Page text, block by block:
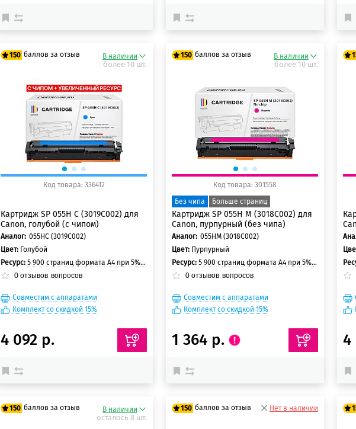
150 баллов за отзыв
125 баллов
150 баллов
В наличии
более 10 шт.
Код товара: 336412
Картридж SP 055H C (3019C002) для
Canon, голубой (с чипом)
Аналог: 055HC (3019C002)
Цвет: Голубой
Ресурс: 5 900 страниц формата A4 при 5% заполнении страницы
0 отзывов вопросов
Совместим с аппаратами
Комплект со скидкой 15%
4 092 р.
150 баллов за отзыв
125 баллов
150 баллов
В наличии
более 10 шт.
Код товара: 301558
Без чипа
Больше страниц
Картридж SP 055H M (3018C002) для
Canon, пурпурный (без чипа)
Аналог: 055HM (3018C002)
Цвет: Пурпурный
Ресурс: 5 900 страниц формата A4 при 5% заполнении страницы
0 отзывов вопросов
Совместим с аппаратами
Комплект со скидкой 15%
1 364 р. 4
150 баллов за отзыв В наличии
осталось 8 шт.
150 баллов за отзыв Нет в наличии